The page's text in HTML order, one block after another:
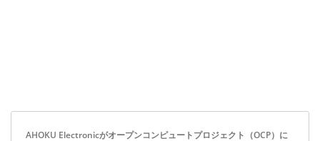
AHOKU Electronicがオープンコンピュートプロジェクト（OCP）に